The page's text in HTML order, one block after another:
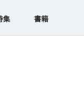
集 書籍